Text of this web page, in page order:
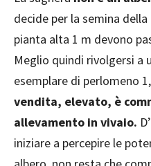
decide per la semina
pianta alta 1 m devono
Meglio quindi rivolgersi a
esemplare di perlomeno
vendita, elevato, è
allevamento in vivaio.
iniziare a percepire le